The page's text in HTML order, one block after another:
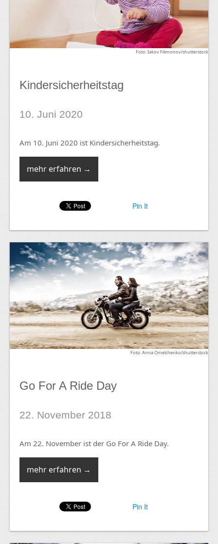
Foto: Iakov Filimonov/shutterstock
Kindersicherheitstag
10. Juni 2020
Am 10. Juni 2020 ist Kindersicherheitstag.
mehr erfahren →
Pin It
Foto: Anna Omelchenko/shutterstock
Go For A Ride Day
22. November 2018
Am 22. November ist der Go For A Ride Day.
mehr erfahren →
Pin It